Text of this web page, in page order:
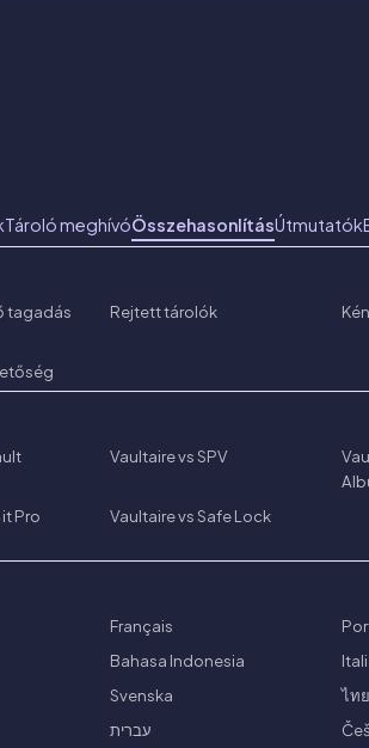
Tároló meghívóÖsszehasonlításÚtmutatók
tagadás Rejtett tárolók
Vaultaire vs SPV
Pro Vaultaire vs Safe Lock
Français
Bahasa Indonesia
Svenska
ไท
עברית